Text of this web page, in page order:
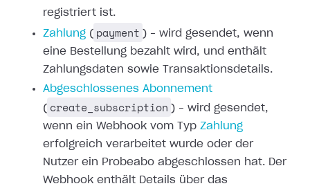
registriert ist.
Zahlung ( payment ) – wird gesendet, wenn
eine Bestellung bezahlt wird, und enthält
Zahlungsdaten sowie
Transaktionsdetails.
Abgeschlossenes Abonnement
( create_subscription ) – wird gesendet,
wenn ein Webhook vom
Typ Zahlung
erfolgreich verarbeitet wurde oder der
Nutzer ein Probeabo abgeschlossen hat. Der
Webhook enthält Details über das